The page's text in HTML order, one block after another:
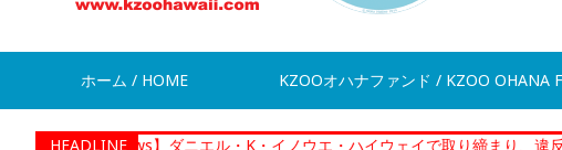
ホーム / HOME KZOOオハナファンド / KZOO OHANA
HEADLINE
News】ダニエル・K・イノウエ・ハイウェイで取り締まり、違反切符283件